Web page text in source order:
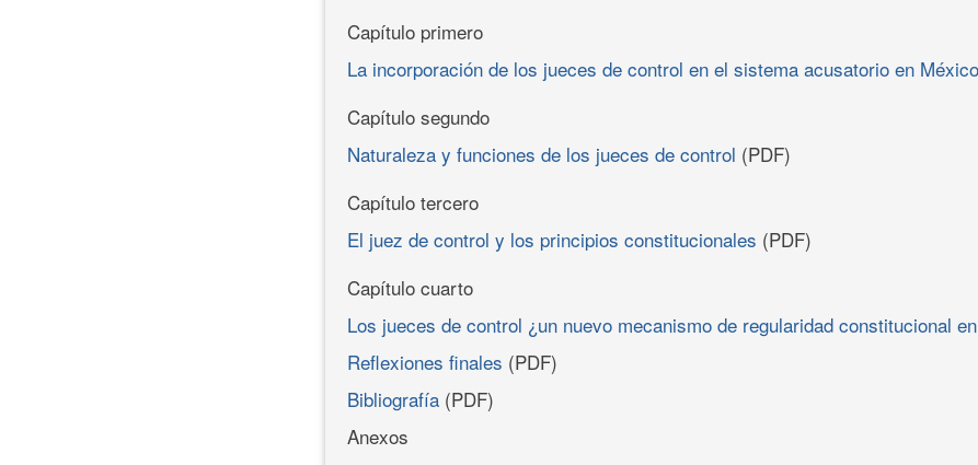
Capítulo primero
La incorporación de los jueces de control en el sistema acusatorio en México
Capítulo segundo
Naturaleza y funciones de los jueces de control (PDF)
Capítulo tercero
El juez de control y los principios constitucionales (PDF)
Capítulo cuarto
Los jueces de control ¿un nuevo mecanismo de regularidad constitucional
Reflexiones finales (PDF)
Bibliografía (PDF)
Anexos